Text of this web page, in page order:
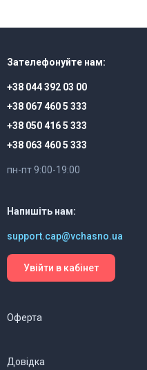
Зателефонуйте нам:
+38 044 392 03 00
+38 067 460 5 333
+38 050 416 5 333
+38 063 460 5 333
пн-пт 9:00-19:00
Напишіть нам:
support.cap@vchasno.ua
Увійти в кабінет
Оферта
Довідка